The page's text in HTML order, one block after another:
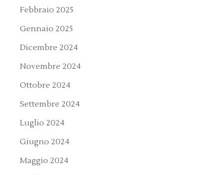
Febbraio 2025
Gennaio 2025
Dicembre 2024
Novembre 2024
Ottobre 2024
Settembre 2024
Luglio 2024
Giugno 2024
Maggio 2024